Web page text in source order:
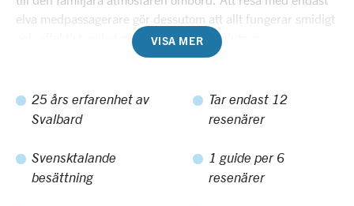
elva medpassagerare gör dessutom att allt fungerar smidigt
och effektivt, vilket ger dig mer tid att njuta av
landstigningar och Zodiacturer. En resa genom dessa
landskap, ombord på ett litet fartyg är en upplevelse för
livet.
VISA MER
25 års erfarenhet av
Svalbard
Tar endast 12
resenärer
Svensktalande
besättning
1 guide per 6
resenärer